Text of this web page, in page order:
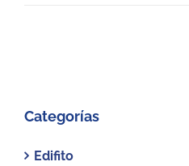
Categorías
Edifito